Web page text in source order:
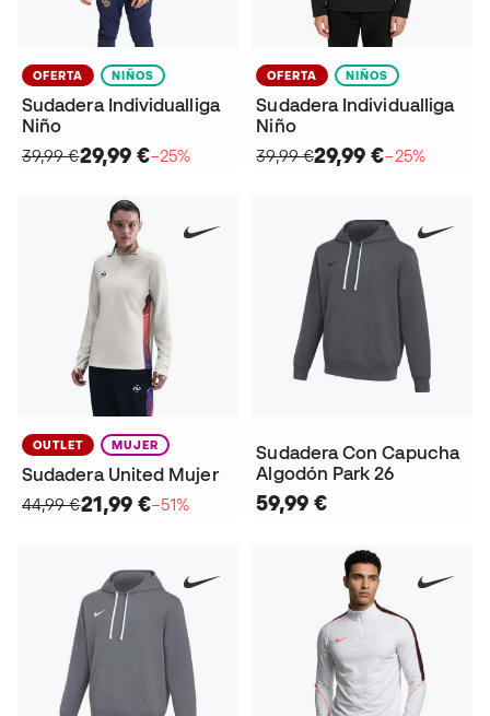
OFERTA NIÑOS
Sudadera Individualliga
Niño
39,99 €29,99 €−25%
OFERTA NIÑOS
Sudadera Individualliga
Niño
39,99 €29,99 €−25%
OUTLET MUJER
Sudadera United Mujer
44,99 €21,99 €−51%
Sudadera Con Capucha
Algodón Park 26
59,99 €